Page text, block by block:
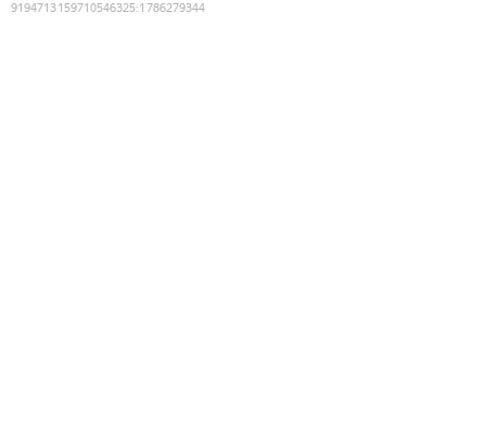
9194713159710546325:1786279344